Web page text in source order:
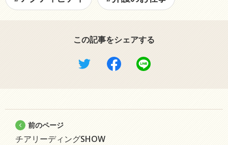
この記事をシェアする
前のページ
チアリーディングSHOW